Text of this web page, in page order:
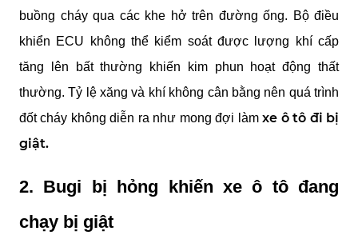
buồng cháy qua các khe hở trên đường ống. Bộ điều
khiển ECU không thể kiểm soát được lượng khí cấp
tăng lên bất thường khiến kim phun hoạt động thất
thường. Tỷ lệ xăng và khí không cân bằng nên quá trình
đốt cháy không diễn ra như mong đợi làm xe ô tô đi bị
giật.
2. Bugi bị hỏng khiến xe ô tô đang
chạy bị giật